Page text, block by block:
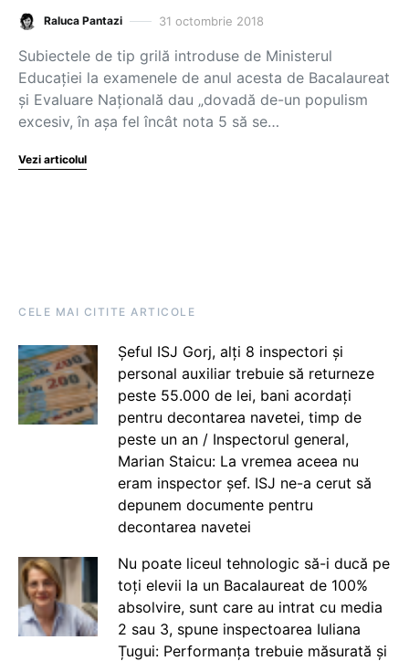
Raluca Pantazi 31 octombrie 2018
Subiectele de tip grilă introduse de Ministerul
Educației la examenele de anul acesta de Bacalaureat
și Evaluare Națională dau „dovadă de-un populism
excesiv, în așa fel încât nota 5 să se…
Vezi articolul
CELE MAI CITITE ARTICOLE
Șeful ISJ Gorj, alți 8 inspectori și
personal auxiliar trebuie să returneze
peste 55.000 de lei, bani acordați
pentru decontarea navetei, timp de
peste un an / Inspectorul general,
Marian Staicu: La vremea aceea nu
eram inspector șef. ISJ ne-a cerut să
depunem documente pentru
decontarea navetei
Nu poate liceul tehnologic să-i ducă pe
toți elevii la un Bacalaureat de 100%
absolvire, sunt care au intrat cu media
2 sau 3, spune inspectoarea Iuliana
Țugui: Performanța trebuie măsurată și